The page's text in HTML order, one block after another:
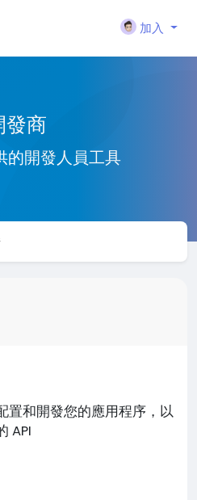
加入
發商
的開發人員工具
置和開發您的應用程序，以
API